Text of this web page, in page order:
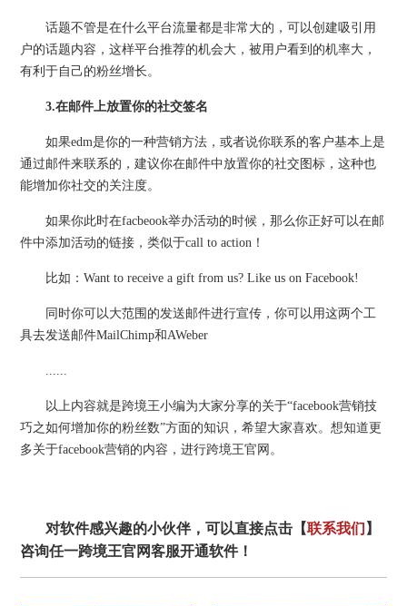
话题不管是在什么平台流量都是非常大的，可以创建吸引用
户的话题内容，这样平台推荐的机会大，被用户看到的机率大，
有利于自己的粉丝增长。
3.在邮件上放置你的社交签名
如果edm是你的一种营销方法，或者说你联系的客户基本上是
通过邮件来联系的，建议你在邮件中放置你的社交图标，这种也
能增加你社交的关注度。
如果你此时在facbeook举办活动的时候，那么你正好可以在邮
件中添加活动的链接，类似于call to action！
比如：Want to receive a gift from us? Like us on Facebook!
同时你可以大范围的发送邮件进行宣传，你可以用这两个工
具去发送邮件MailChimp和AWeber
以上内容就是跨境王小编为大家分享的关于“facebook营销技
巧之如何增加你的粉丝数”方面的知识，希望大家喜欢。想知道更
多关于facebook营销的内容，进行跨境王官网。
对软件感兴趣的小伙伴，可以直接点击【联系我们 】
咨询任一跨境王官网客服开通软件！